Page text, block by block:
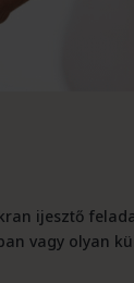
ijesztő
vagy olyan